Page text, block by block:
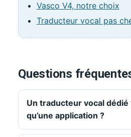
Vasco V4, notre choix
Traducteur vocal pas
Questions
Un traducteur vocal
qu’une application ?